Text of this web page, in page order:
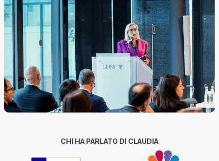
CHI HA PARLATO DI CLAUDIA